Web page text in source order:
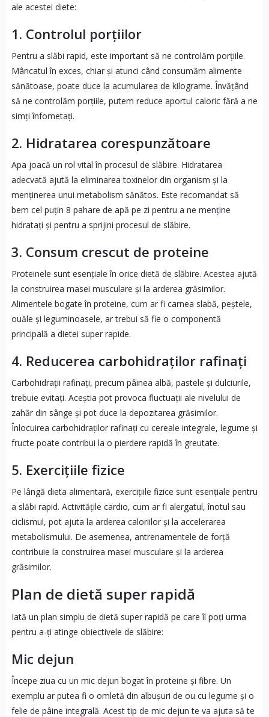
ale acestei diete:
1. Controlul porțiilor
Pentru a slăbi rapid, este important să ne controlăm porțiile.
Mâncatul în exces, chiar și atunci când consumăm alimente
sănătoase, poate duce la acumularea de kilograme. Învățând
să ne controlăm porțiile, putem reduce aportul caloric fără a ne
simți înfometați.
2. Hidratarea corespunzătoare
Apa joacă un rol vital în procesul de slăbire. Hidratarea
adecvată ajută la eliminarea toxinelor din organism și la
menținerea unui metabolism sănătos. Este recomandat să
bem cel puțin 8 pahare de apă pe zi pentru a ne menține
hidratați și pentru a sprijini procesul de slăbire.
3. Consum crescut de proteine
Proteinele sunt esențiale în orice dietă de slăbire. Acestea ajută
la construirea masei musculare și la arderea grăsimilor.
Alimentele bogate în proteine, cum ar fi carnea slabă, peștele,
ouăle și leguminoasele, ar trebui să fie o componentă
principală a dietei super rapide.
4. Reducerea carbohidraților rafinați
Carbohidrații rafinați, precum pâinea albă, pastele și dulciurile,
trebuie evitați. Aceștia pot provoca fluctuații ale nivelului de
zahăr din sânge și pot duce la depozitarea grăsimilor.
Înlocuirea carbohidraților rafinați cu cereale integrale, legume și
fructe poate contribui la o pierdere rapidă în greutate.
5. Exercițiile fizice
Pe lângă dieta alimentară, exercițiile fizice sunt esențiale pentru
a slăbi rapid. Activitățile cardio, cum ar fi alergatul, înotul sau
ciclismul, pot ajuta la arderea caloriilor și la accelerarea
metabolismului. De asemenea, antrenamentele de forță
contribuie la construirea masei musculare și la arderea
grăsimilor.
Plan de dietă super rapidă
Iată un plan simplu de dietă super rapidă pe care îl poți urma
pentru a-ți atinge obiectivele de slăbire:
Mic dejun
Începe ziua cu un mic dejun bogat în proteine și fibre. Un
exemplu ar putea fi o omletă din albușuri de ou cu legume și o
felie de pâine integrală. Acest tip de mic dejun te va ajuta să te